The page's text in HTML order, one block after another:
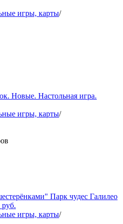
игры, карты/
Новые. Настольная игра.
игры, карты/
Парк чудес Галилео
руб.
игры, карты/